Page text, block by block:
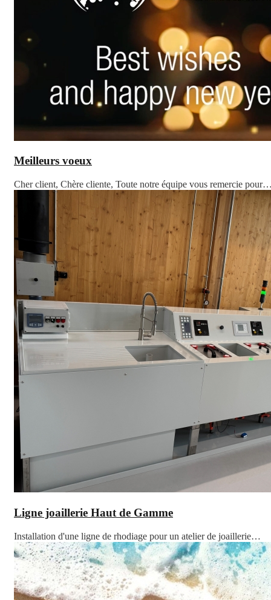
Meilleurs voeux
Cher client, Chère cliente, Toute notre équipe vous remercie
Ligne joaillerie Haut de Gamme
Installation d'une ligne de rhodiage pour un atelier de joaillerie…